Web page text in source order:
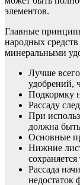
элементов.
Главные
народных
минеральными
Лучше
удобрений,
Подкормку
Рассаду
При
должна
Основные
Нижние
сохраняется
Рассада
недостаток